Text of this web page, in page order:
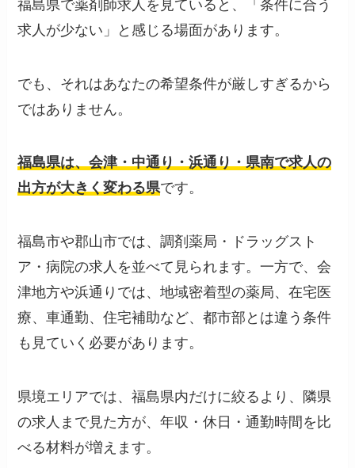
福島県で薬剤師求人を見ていると、「条件に合う
求人が少ない」と感じる場面があります。
でも、それはあなたの希望条件が厳しすぎるから
ではありません。
福島県は、会津・中通り・浜通り・県南で求人の
出方が大きく変わる県です。
福島市や郡山市では、調剤薬局・ドラッグスト
ア・病院の求人を並べて見られます。一方で、会
津地方や浜通りでは、地域密着型の薬局、在宅医
療、車通勤、住宅補助など、都市部とは違う条件
も見ていく必要があります。
県境エリアでは、福島県内だけに絞るより、隣県
の求人まで見た方が、年収・休日・通勤時間を比
べる材料が増えます。